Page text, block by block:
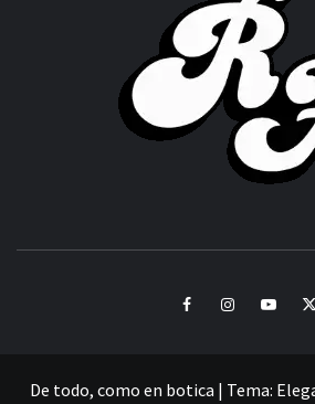
FacebookInstagramYoutube
De todo, como en botica | Tema: